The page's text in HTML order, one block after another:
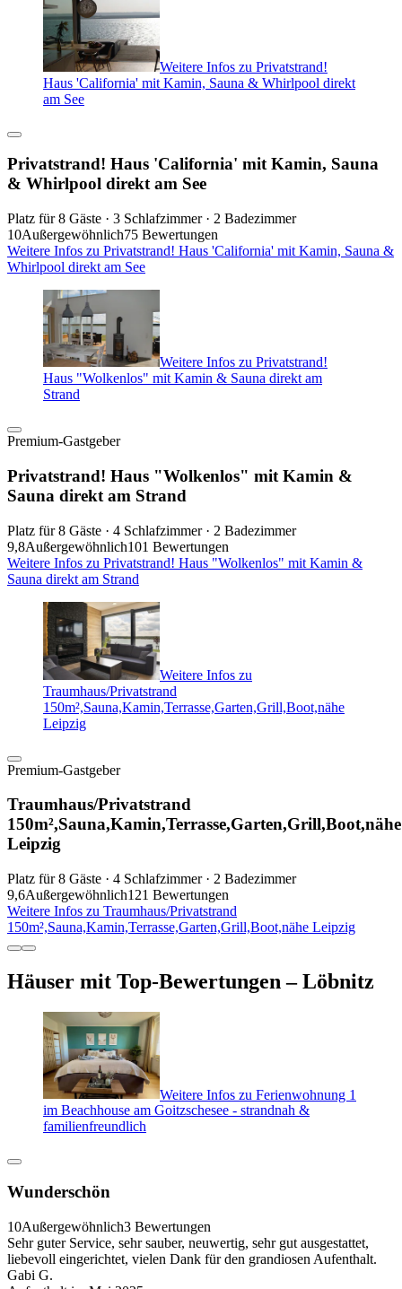
Weitere Infos zu Privatstrand!
Haus 'California' mit Kamin, Sauna & Whirlpool direkt
am See
Privatstrand! Haus 'California' mit Kamin, Sauna
& Whirlpool direkt am See
Platz für 8 Gäste · 3 Schlafzimmer · 2 Badezimmer
10Außergewöhnlich75 Bewertungen
Weitere Infos zu Privatstrand! Haus 'California' mit Kamin, Sauna &
Whirlpool direkt am See
Weitere Infos zu Privatstrand!
Haus "Wolkenlos" mit Kamin & Sauna direkt am
Strand
Premium-Gastgeber
Privatstrand! Haus "Wolkenlos" mit Kamin &
Sauna direkt am Strand
Platz für 8 Gäste · 4 Schlafzimmer · 2 Badezimmer
9,8Außergewöhnlich101 Bewertungen
Weitere Infos zu Privatstrand! Haus "Wolkenlos" mit Kamin &
Sauna direkt am Strand
Weitere Infos zu
Traumhaus/Privatstrand
150m²,Sauna,Kamin,Terrasse,Garten,Grill,Boot,nähe
Leipzig
Premium-Gastgeber
Traumhaus/Privatstrand
150m²,Sauna,Kamin,Terrasse,Garten,Grill,Boot,nähe
Leipzig
Platz für 8 Gäste · 4 Schlafzimmer · 2 Badezimmer
9,6Außergewöhnlich121 Bewertungen
Weitere Infos zu Traumhaus/Privatstrand
150m²,Sauna,Kamin,Terrasse,Garten,Grill,Boot,nähe Leipzig
Häuser mit Top-Bewertungen – Löbnitz
Weitere Infos zu Ferienwohnung 1
im Beachhouse am Goitzschesee - strandnah &
familienfreundlich
Wunderschön
10Außergewöhnlich3 Bewertungen
Sehr guter Service, sehr sauber, neuwertig, sehr gut ausgestattet,
liebevoll eingerichtet, vielen Dank für den grandiosen Aufenthalt.
Gabi G.